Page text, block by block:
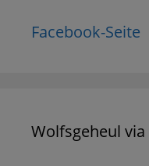
Facebook-Seite
Wolfsgeheul